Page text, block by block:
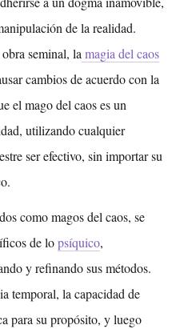
de la realidad.
seminal, la magia del caos
cambios de acuerdo con la
el mago del caos es un
utilizando cualquier
ser efectivo, sin importar su
como magos del caos, se
de lopsíquico,
y refinando sus métodos.
temporal, la capacidad de
para su propósito, y luego